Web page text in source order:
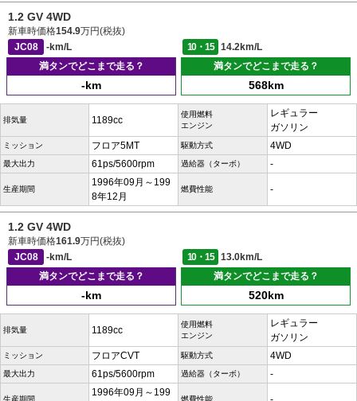
1.2 GV 4WD
新車時価格154.9万円(税抜)
JC08
-km/L 10・15
14.2km/L
満タンでどこまで走る？
-km
満タンでどこまで走る？
568km
排気量 1189cc
使用燃料
エンジン
レギュラー
ガソリン
ミッション フロア5MT 駆動方式 4WD
最大出力 61ps/5600rpm 過給器（ターボ） -
生産期間
1996年09月～199
8年12月
燃費性能 -
1.2 GV 4WD
新車時価格161.9万円(税抜)
JC08
-km/L 10・15
13.0km/L
満タンでどこまで走る？
-km
満タンでどこまで走る？
520km
排気量 1189cc
使用燃料
エンジン
レギュラー
ガソリン
ミッション フロアCVT 駆動方式 4WD
最大出力 61ps/5600rpm 過給器（ターボ） -
生産期間
1996年09月～199
燃費性能